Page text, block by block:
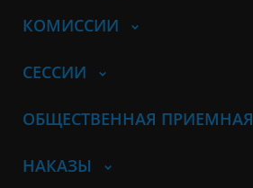
КОМИССИИ
СЕССИИ
ОБЩЕСТВЕННАЯ ПРИЕМНАЯ
НАКАЗЫ